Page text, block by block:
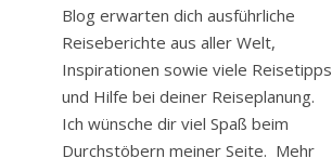
Blog erwarten dich ausführliche
Reiseberichte aus aller Welt,
Inspirationen sowie viele Reisetipps
und Hilfe bei deiner Reiseplanung.
Ich wünsche dir viel Spaß beim
Durchstöbern meiner Seite. Mehr